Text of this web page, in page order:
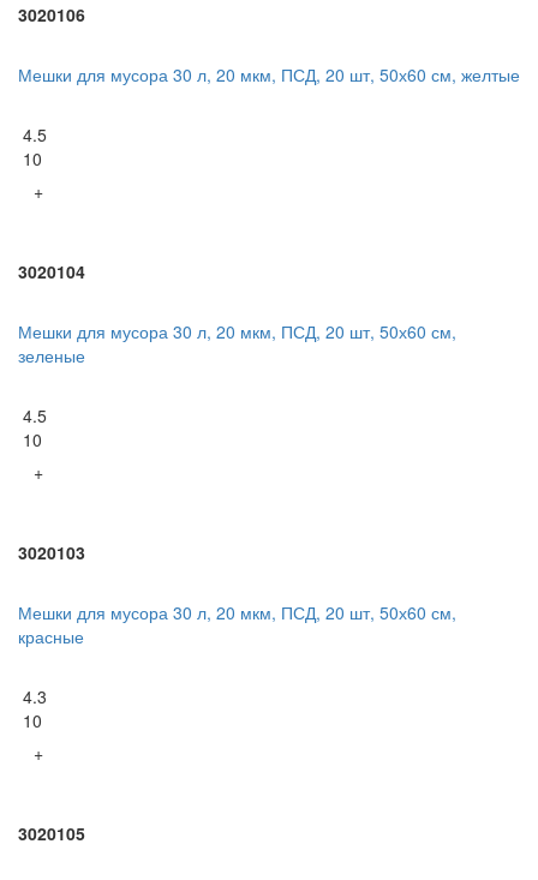
3020106
Мешки для мусора 30 л, 20 мкм, ПСД, 20 шт, 50х60 см, желтые
4.5
10
+
3020104
Мешки для мусора 30 л, 20 мкм, ПСД, 20 шт, 50х60 см,
зеленые
4.5
10
+
3020103
Мешки для мусора 30 л, 20 мкм, ПСД, 20 шт, 50х60 см,
красные
4.3
10
+
3020105